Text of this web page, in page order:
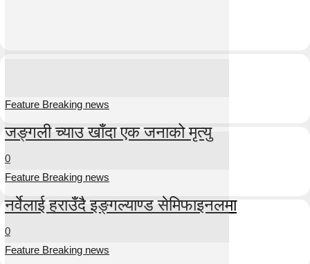
Feature Breaking news
जङ्गली च्याउ खाँदा एक जनाको मृत्यु
0
Feature Breaking news
नर्वेलाई हराउँदै इङ्गल्याण्ड सेमिफाइनलमा
0
Feature Breaking news